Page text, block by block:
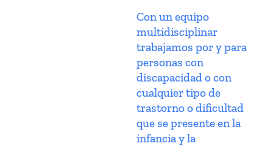
Con un equipo
multidisciplinar
trabajamos por y para
personas con
discapacidad o con
cualquier tipo de
trastorno o dificultad
que se presente en la
infancia y la